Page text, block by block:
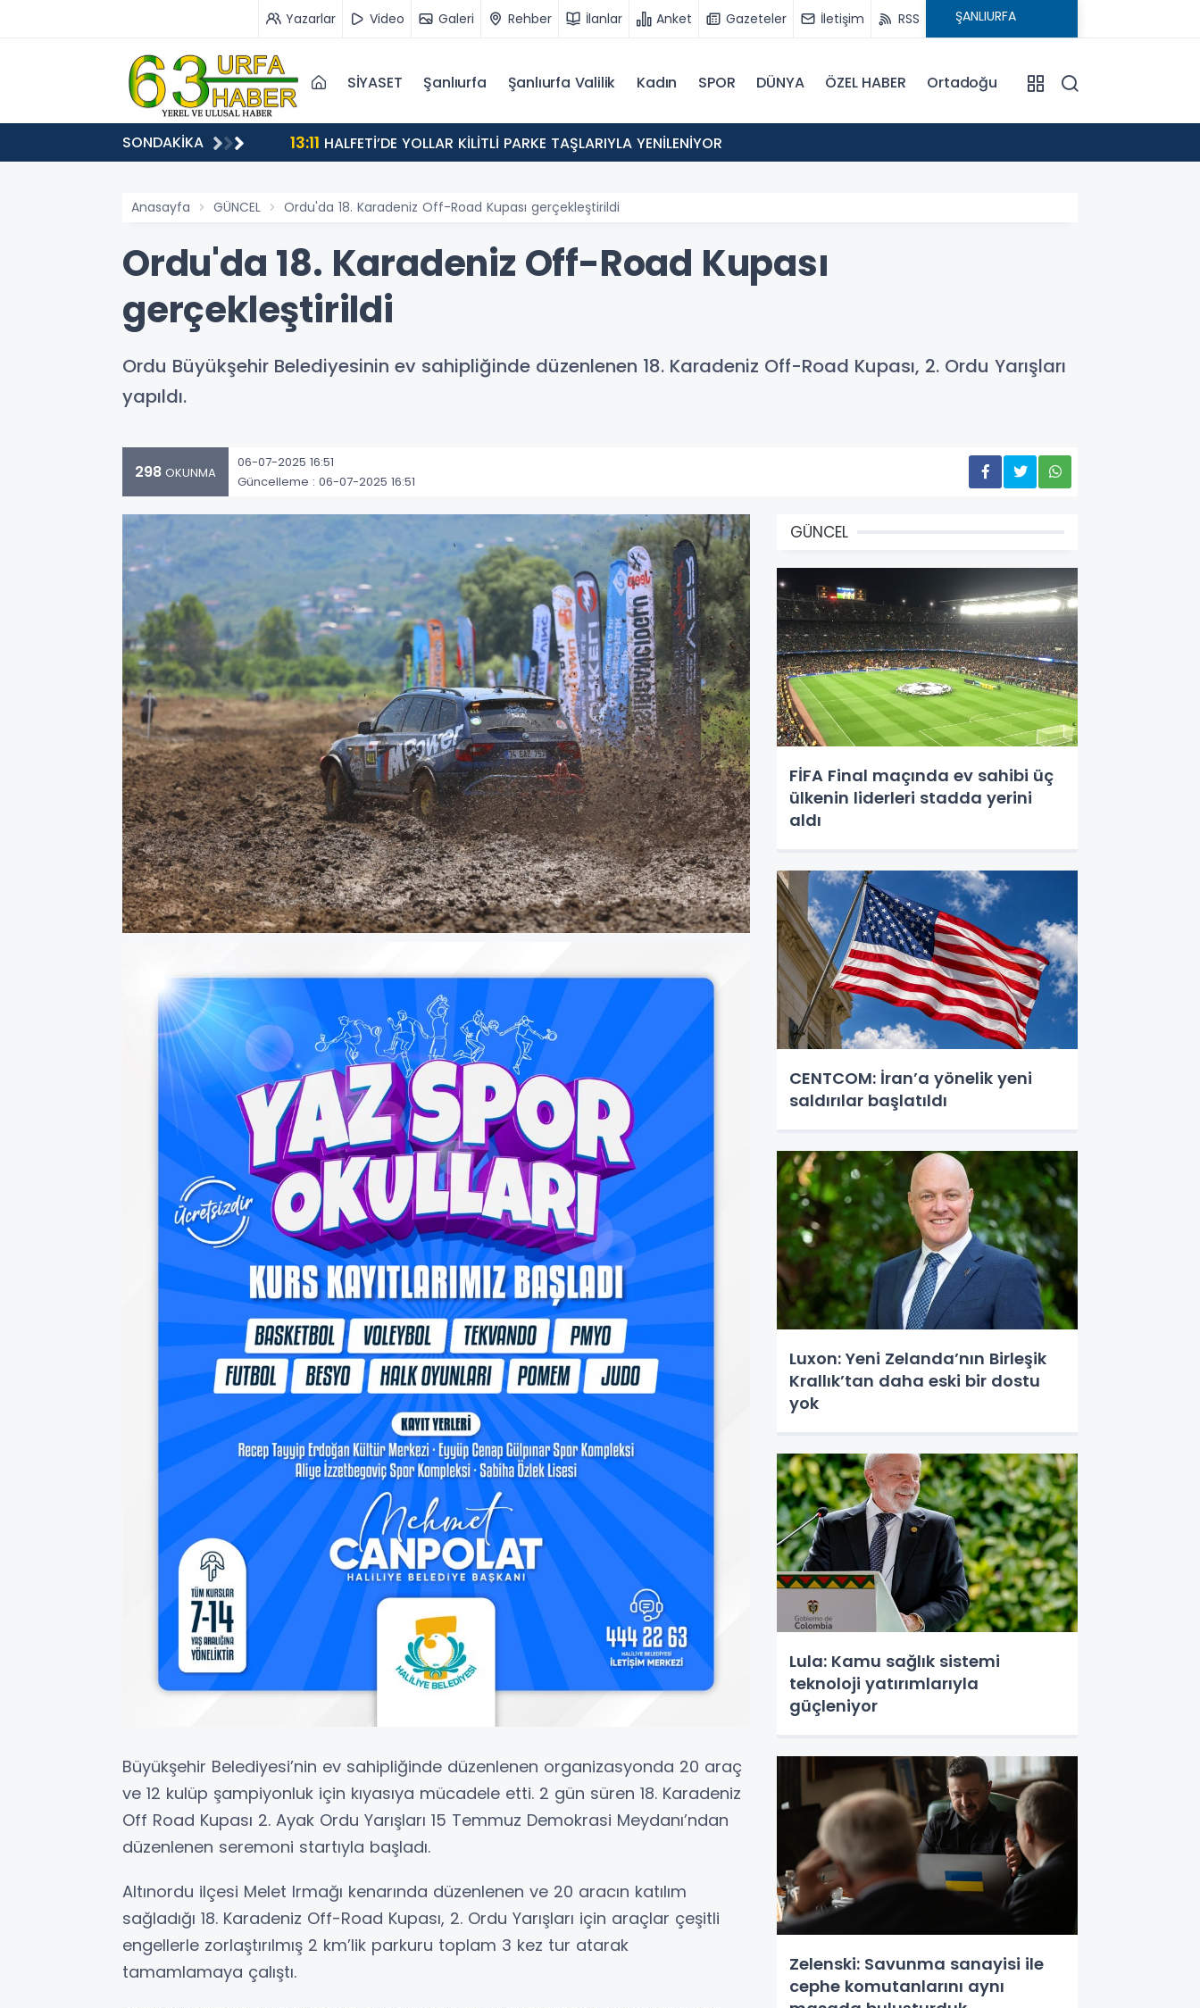
Yazarlar Video Galeri Rehber İlanlar Anket Gazeteler İletişim RSS
SİYASET Şanlıurfa Şanlıurfa Valilik Kadın SPOR DÜNYA ÖZEL HABER Ortadoğu
SONDAKİKA 13:11 HALFETİ’DE YOLLAR KİLİTLİ PARKE TAŞLARIYLA YENİLENİYOR
Anasayfa GÜNCEL Ordu'da 18. Karadeniz Off-Road Kupası gerçekleştirildi
Ordu'da 18. Karadeniz Off-Road Kupası
gerçekleştirildi
Ordu Büyükşehir Belediyesinin ev sahipliğinde düzenlenen 18. Karadeniz Off-Road Kupası, 2. Ordu Yarışları
yapıldı.
298 OKUNMA
06-07-2025 16:51
Güncelleme : 06-07-2025 16:51
Büyükşehir Belediyesi’nin ev sahipliğinde düzenlenen organizasyonda 20 araç
ve 12 kulüp şampiyonluk için kıyasıya mücadele etti. 2 gün süren 18. Karadeniz
Off Road Kupası 2. Ayak Ordu Yarışları 15 Temmuz Demokrasi Meydanı’ndan
düzenlenen seremoni startıyla başladı.
Altınordu ilçesi Melet Irmağı kenarında düzenlenen ve 20 aracın katılım
sağladığı 18. Karadeniz Off-Road Kupası, 2. Ordu Yarışları için araçlar çeşitli
engellerle zorlaştırılmış 2 km’lik parkuru toplam 3 kez tur atarak
tamamlamaya çalıştı.
GÜNCEL
FİFA Final maçında ev sahibi üç
ülkenin liderleri stadda yerini
aldı
CENTCOM: İran’a yönelik yeni
saldırılar başlatıldı
Luxon: Yeni Zelanda’nın Birleşik
Krallık’tan daha eski bir dostu
yok
Lula: Kamu sağlık sistemi
teknoloji yatırımlarıyla
güçleniyor
Zelenski: Savunma sanayisi ile
cephe komutanlarını aynı